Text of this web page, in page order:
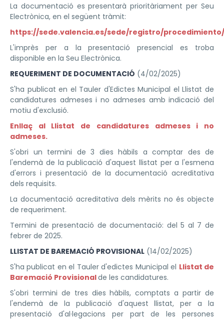
La documentació es presentarà prioritàriament per Seu
Electrònica, en el següent tràmit:
https://sede.valencia.es/sede/registro/procedimiento/
L'imprès per a la presentació presencial es troba
disponible en la Seu Electrònica.
REQUERIMENT DE DOCUMENTACIÓ (4/02/2025)
S'ha publicat en el Tauler d'Edictes Municipal el Llistat de
candidatures admeses i no admeses amb indicació del
motiu d'exclusió.
Enllaç al Llistat de candidatures admeses i no
admeses.
S'obri un termini de 3 dies hàbils a comptar des de
l'endemà de la publicació d'aquest llistat per a l'esmena
d'errors i presentació de la documentació acreditativa
dels requisits.
La documentació acreditativa dels mèrits no és objecte
de requeriment.
Termini de presentació de documentació: del 5 al 7 de
febrer de 2025.
LLISTAT DE BAREMACIÓ PROVISIONAL (14/02/2025)
S'ha publicat en el Tauler d'edictes Municipal el Llistat de
Baremació Provisionalde les candidatures.
S'obri termini de tres dies hàbils, comptats a partir de
l'endemà de la publicació d'aquest llistat, per a la
presentació d'al·legacions per part de les persones